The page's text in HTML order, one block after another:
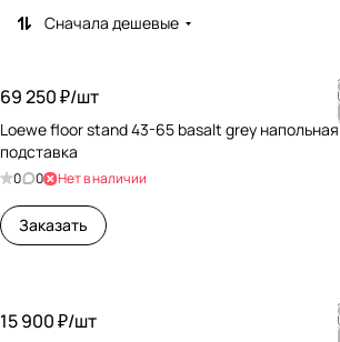
Сначала дешевые
69 250 ₽/шт
Loewe floor stand 43-65 basalt grey напольная
подставка
0 0 Нет в наличии
Заказать
15 900 ₽/шт